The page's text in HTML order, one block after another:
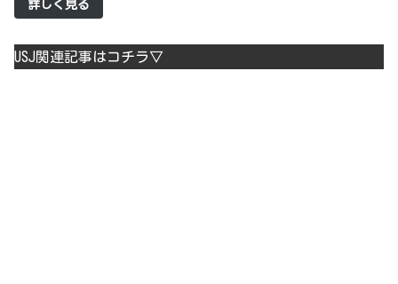
詳しく見る
USJ関連記事はコチラ▽